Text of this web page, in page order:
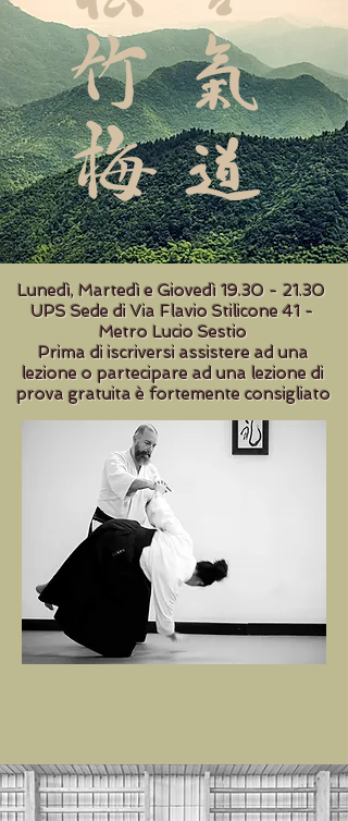
Lunedì, Martedì e Giovedì 19.30 - 21.30
UPS Sede di Via Flavio Stilicone 41 -
Metro Lucio Sestio
Prima di iscriversi assistere ad una
lezione o partecipare ad una lezione di
prova gratuita è fortemente consigliato